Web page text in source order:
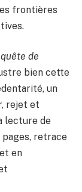
frontières
de
bien cette
un
rejet et
lecture de
retrace
en